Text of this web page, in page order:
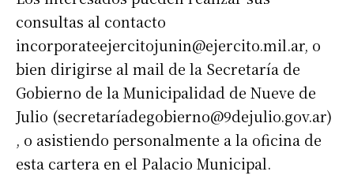
consultas al contacto
incorporateejercitojunin@ejercito.mil.ar, o
bien dirigirse al mail de la Secretaría de
Gobierno de la Municipalidad de Nueve de
Julio (secretaríadegobierno@9dejulio.gov.ar)
, o asistiendo personalmente a la oficina de
esta cartera en el Palacio Municipal.